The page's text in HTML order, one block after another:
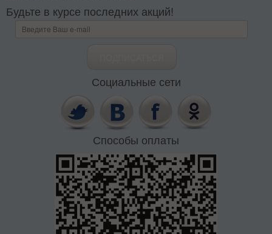
Будьте в курсе последних акций!
Социальные сети
Способы оплаты